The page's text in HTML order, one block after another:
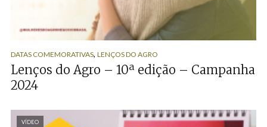
DATAS COMEMORATIVAS, LENÇOS DO AGRO
Lenços do Agro – 10ª edição – Campanha
2024
VÍDEO